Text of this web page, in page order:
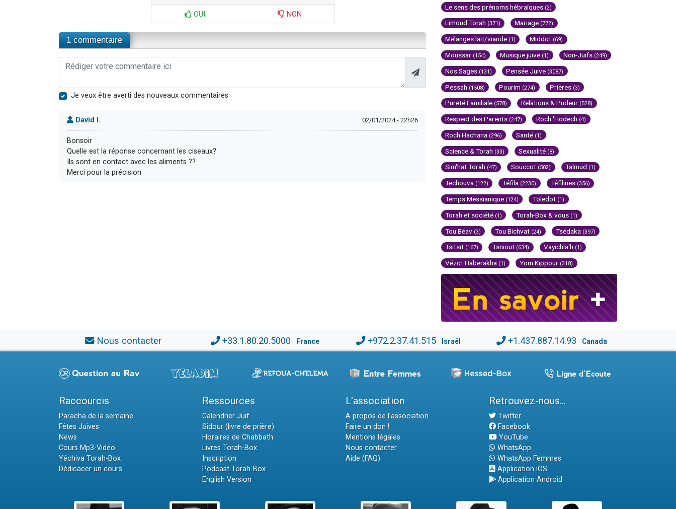
OUI NON
1 commentaire
Je veux être averti des nouveaux commentaires
David I. 02/01/2024 - 22h26
Bonsoir
Quelle est la réponse concernant les ciseaux?
Ils sont en contact avec les aliments ??
Merci pour la précision
Le sens des prénoms hébraïques (2)
Limoud Torah (371) Mariage (772)
Mélanges lait/viande (1) Middot (69)
Moussar (154) Musique juive (1) Non-Juifs (249)
Nos Sages (131) Pensée Juive (3087)
Pessah (1508) Pourim (274) Prières (3)
Pureté Familiale (578) Relations & Pudeur (528)
Respect des Parents (247) Roch 'Hodech (4)
Roch Hachana (296) Santé (1)
Science & Torah (33) Sexualité (8)
Sim'hat Torah (47) Souccot (502) Talmud (1)
Techouva (122) Téfila (2230) Téfilines (356)
Temps Messianique (124) Toledot (1)
Torah et société (1) Torah-Box & vous (1)
Tou Béav (3) Tou Bichvat (24) Tsédaka (397)
Tsitsit (167) Tsniout (634) Vayichla'h (1)
Vézot Haberakha (1) Yom Kippour (318)
Nous contacter +33.1.80.20.5000 France +972.2.37.41.515 Israël +1.437.887.14.93 Canada
Raccourcis
Paracha de la semaine
Fêtes Juives
News
Cours Mp3-Vidéo
Yéchiva Torah-Box
Dédicacer un cours
Ressources
Calendrier Juif
Sidour (livre de prière)
Horaires de Chabbath
Livres Torah-Box
Inscription
Podcast Torah-Box
English Version
L'association
A propos de l'association
Faire un don !
Mentions légales
Nous contacter
Aide (FAQ)
Retrouvez-nous...
Twitter
Facebook
YouTube
WhatsApp
WhatsApp Femmes
Application iOS
Application Android